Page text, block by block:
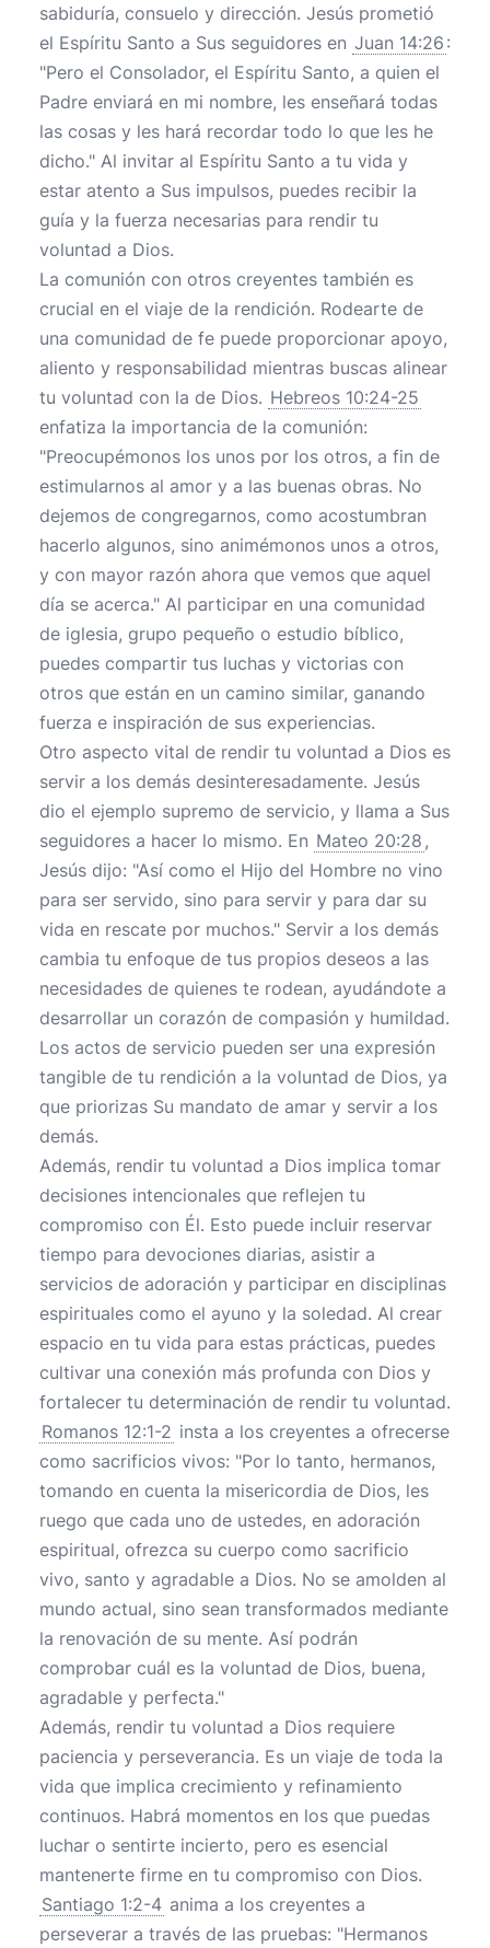
sabiduría, consuelo y dirección. Jesús prometió
el Espíritu Santo a Sus seguidores en Juan 14:26 :
"Pero el Consolador, el Espíritu Santo, a quien el
Padre enviará en mi nombre, les enseñará todas
las cosas y les hará recordar todo lo que les he
dicho." Al invitar al Espíritu Santo a tu vida y
estar atento a Sus impulsos, puedes recibir la
guía y la fuerza necesarias para rendir tu
voluntad a Dios.
La comunión con otros creyentes también es
crucial en el viaje de la rendición. Rodearte de
una comunidad de fe puede proporcionar apoyo,
aliento y responsabilidad mientras buscas alinear
tu voluntad con la de Dios. Hebreos 10:24-25
enfatiza la importancia de la comunión:
"Preocupémonos los unos por los otros, a fin de
estimularnos al amor y a las buenas obras. No
dejemos de congregarnos, como acostumbran
hacerlo algunos, sino animémonos unos a otros,
y con mayor razón ahora que vemos que aquel
día se acerca." Al participar en una comunidad
de iglesia, grupo pequeño o estudio bíblico,
puedes compartir tus luchas y victorias con
otros que están en un camino similar, ganando
fuerza e inspiración de sus experiencias.
Otro aspecto vital de rendir tu voluntad a Dios es
servir a los demás desinteresadamente. Jesús
dio el ejemplo supremo de servicio, y llama a Sus
seguidores a hacer lo mismo. En Mateo 20:28 ,
Jesús dijo: "Así como el Hijo del Hombre no vino
para ser servido, sino para servir y para dar su
vida en rescate por muchos." Servir a los demás
cambia tu enfoque de tus propios deseos a las
necesidades de quienes te rodean, ayudándote a
desarrollar un corazón de compasión y humildad.
Los actos de servicio pueden ser una expresión
tangible de tu rendición a la voluntad de Dios, ya
que priorizas Su mandato de amar y servir a los
demás.
Además, rendir tu voluntad a Dios implica tomar
decisiones intencionales que reflejen tu
compromiso con Él. Esto puede incluir reservar
tiempo para devociones diarias, asistir a
servicios de adoración y participar en disciplinas
espirituales como el ayuno y la soledad. Al crear
espacio en tu vida para estas prácticas, puedes
cultivar una conexión más profunda con Dios y
fortalecer tu determinación de rendir tu voluntad.
Romanos 12:1-2 insta a los creyentes a ofrecerse
como sacrificios vivos: "Por lo tanto, hermanos,
tomando en cuenta la misericordia de Dios, les
ruego que cada uno de ustedes, en adoración
espiritual, ofrezca su cuerpo como sacrificio
vivo, santo y agradable a Dios. No se amolden al
mundo actual, sino sean transformados mediante
la renovación de su mente. Así podrán
comprobar cuál es la voluntad de Dios, buena,
agradable y perfecta."
Además, rendir tu voluntad a Dios requiere
paciencia y perseverancia. Es un viaje de toda la
vida que implica crecimiento y refinamiento
continuos. Habrá momentos en los que puedas
luchar o sentirte incierto, pero es esencial
mantenerte firme en tu compromiso con Dios.
Santiago 1:2-4 anima a los creyentes a
perseverar a través de las pruebas: "Hermanos